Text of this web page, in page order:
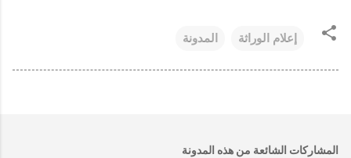
إعلام الوراثة المدونة
المشاركات الشائعة من هذه المدونة